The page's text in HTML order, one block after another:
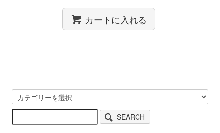
カートに入れる
SEARCH